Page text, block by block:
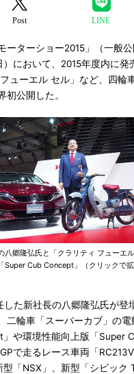
Post LINE
ーターショー2015」（一般
）において、2015年度内に発
ューエル セル」など、四輪
初公開した。
八郷隆弘氏と「クラリティ フューエ
Super Cub Concept」（クリックで拡
た新社長の八郷隆弘氏が登
二輪車「スーパーカブ」の電
」や環境性能向上版「Super
で走るレース車両「
型「NSX」、新型「シビック